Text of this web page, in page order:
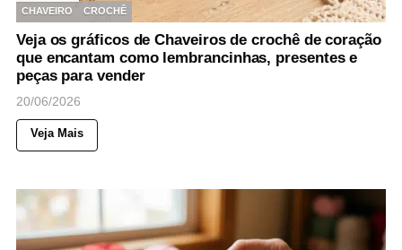
CHAVEIRO
CROCHÊ
Veja os gráficos de Chaveiros de crochê de coração
que encantam como lembrancinhas, presentes e
peças para vender
20/06/2026
Veja Mais